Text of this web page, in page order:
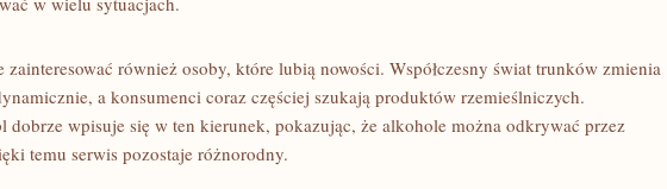
zainteresować również osoby, które lubią nowości. Współczesny świat trunków zmienia
a konsumenci coraz częściej szukają produktów rzemieślniczych.
dobrze wpisuje się w ten kierunek, pokazując, że alkohole można odkrywać przez
temu serwis pozostaje różnorodny.